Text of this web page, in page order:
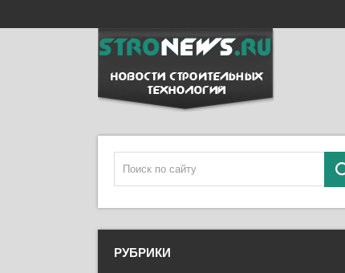
РУБРИКИ